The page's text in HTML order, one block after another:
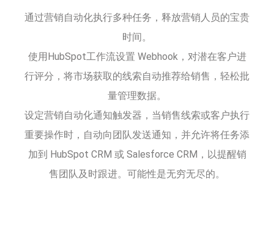
通过营销自动化执行多种任务，释放营销人员的宝贵
时间。
使用HubSpot工作流设置 Webhook，对潜在客户进
行评分，将市场获取的线索自动推荐给销售，轻松批
量管理数据。
设定营销自动化通知触发器，当销售线索或客户执行
重要操作时，自动向团队发送通知，并允许将任务添
加到 HubSpot CRM 或 Salesforce CRM，以提醒销
售团队及时跟进。可能性是无穷无尽的。